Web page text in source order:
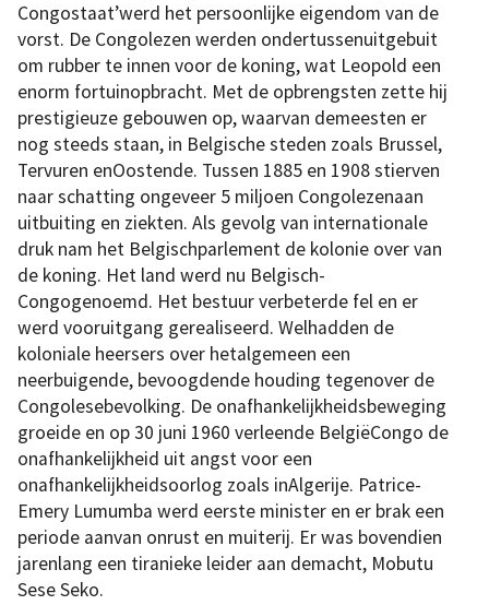
Congostaat’werd het persoonlijke eigendom van de
vorst. De Congolezen werden ondertussenuitgebuit
om rubber te innen voor de koning, wat Leopold een
enorm fortuinopbracht. Met de opbrengsten zette hij
prestigieuze gebouwen op, waarvan demeesten er
nog steeds staan, in Belgische steden zoals Brussel,
Tervuren enOostende. Tussen 1885 en 1908 stierven
naar schatting ongeveer 5 miljoen Congolezenaan
uitbuiting en ziekten. Als gevolg van internationale
druk nam het Belgischparlement de kolonie over van
de koning. Het land werd nu Belgisch-
Congogenoemd. Het bestuur verbeterde fel en er
werd vooruitgang gerealiseerd. Welhadden de
koloniale heersers over hetalgemeen een
neerbuigende, bevoogdende houding tegenover de
Congolesebevolking. De onafhankelijkheidsbeweging
groeide en op 30 juni 1960 verleende BelgiëCongo de
onafhankelijkheid uit angst voor een
onafhankelijkheidsoorlog zoals inAlgerije. Patrice-
Emery Lumumba werd eerste minister en er brak een
periode aanvan onrust en muiterij. Er was bovendien
jarenlang een tiranieke leider aan demacht, Mobutu
Sese Seko.